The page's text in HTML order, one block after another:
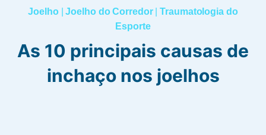
Joelho|Joelho do Corredor|Traumatologia do
Esporte
As 10 principais causas de
inchaço nos joelhos